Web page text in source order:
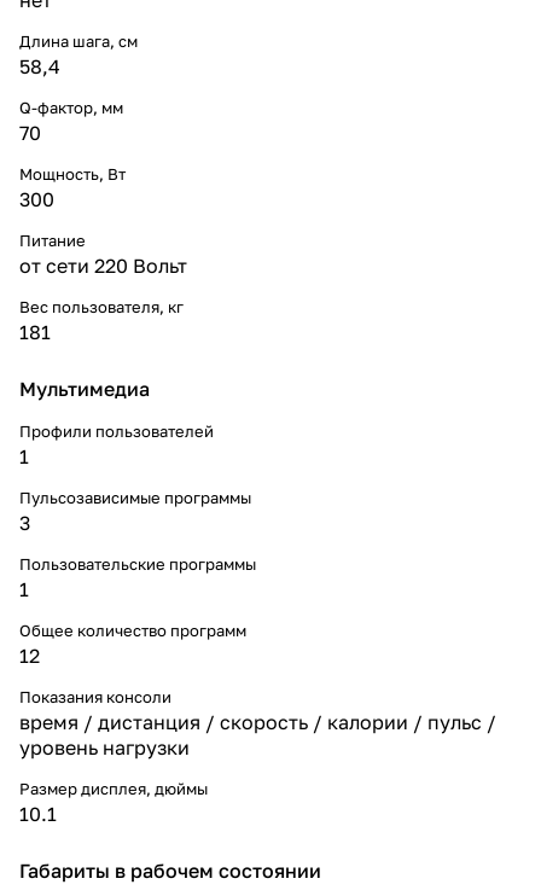
Длина шага, см
58,4
Q-фактор, мм
70
Мощность, Вт
300
Питание
от сети 220 Вольт
Вес пользователя, кг
181
Мультимедиа
Профили пользователей
1
Пульсозависимые программы
3
Пользовательские программы
1
Общее количество программ
12
Показания консоли
время / дистанция / скорость / калории / пульс /
уровень нагрузки
Размер дисплея, дюймы
10.1
Габариты в рабочем состоянии